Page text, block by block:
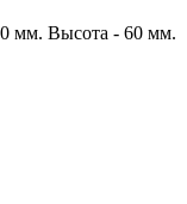
мм. Высота - 60 мм.